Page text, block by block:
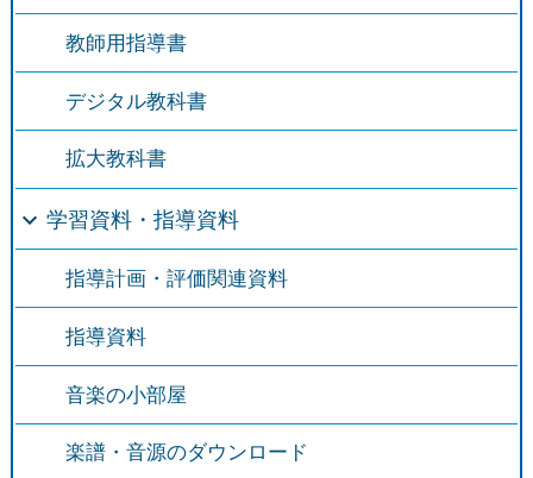
教師用指導書
デジタル教科書
拡大教科書
学習資料・指導資料
指導計画・評価関連資料
指導資料
音楽の小部屋
楽譜・音源のダウンロード